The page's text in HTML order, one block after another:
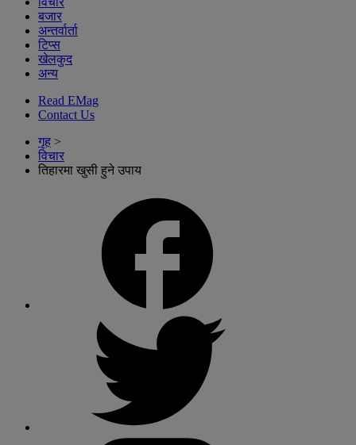
बजार
अन्तर्वार्ता
टिप्स
खेलकुद
अन्य
Read EMag
Contact Us
गृह >
विचार
तिहारमा खुसी हुने उपाय